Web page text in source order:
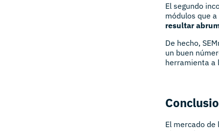
El segundo
módulos que
resultar
De hecho,
un buen
herramienta a
El mercado